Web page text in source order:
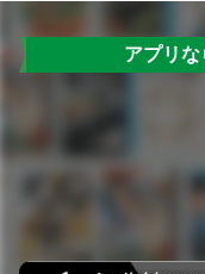
アプリな